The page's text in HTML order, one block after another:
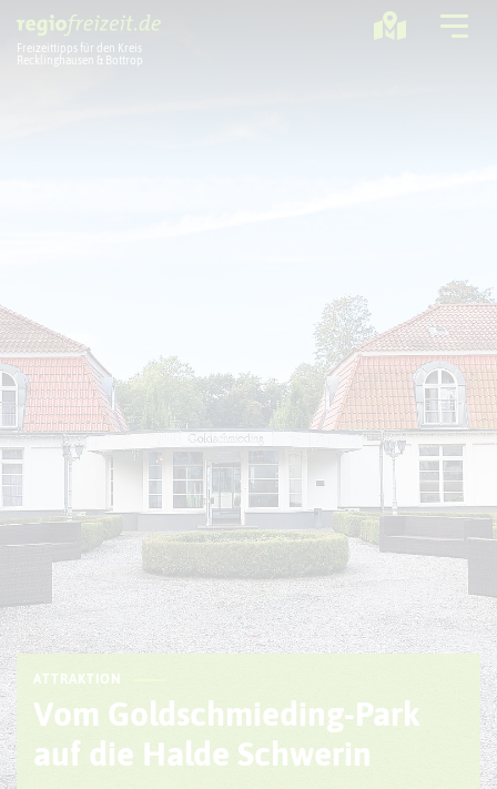
Freizeittipps für den Kreis
Recklinghausen & Bottrop
ATTRAKTION
Vom Goldschmieding-Park
auf die Halde Schwerin